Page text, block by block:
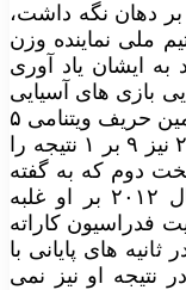
دهان نگه داشت،
ملی نماینده وزن
به ایشان یاد آوری
بازی های آسیایی
گوانگ ژو برابر ویتنام، در سال ۲۰۱۲ همین حریف ویتنامی ۵
بر ۱ مغلوب چالاکی شد و در سال ۲۰۱۳ نیز ۹ بر ۱ نتیجه را
دوم که به گفته
موسوی چین تایپه بود، چالاکی در سال ۲۰۱۲ بر او غلبه
به نقل از سایت فدراسیون کاراته
های پایانی با
نتیجه او نیز نمی